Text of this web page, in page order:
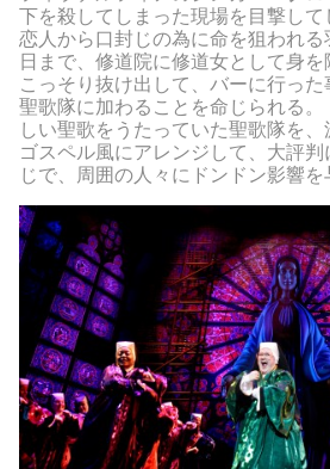
下を殺してしまった現場を目撃し
恋人から口封じの為に命を狙われ
日まで、修道院に修道女として身
こっそり抜け出して、バーに行っ
聖歌隊に加わることを命じられる
しい聖歌をうたっていた聖歌隊を
ゴスペル風にアレンジして、
じで、周囲の人々にドンドン影響を